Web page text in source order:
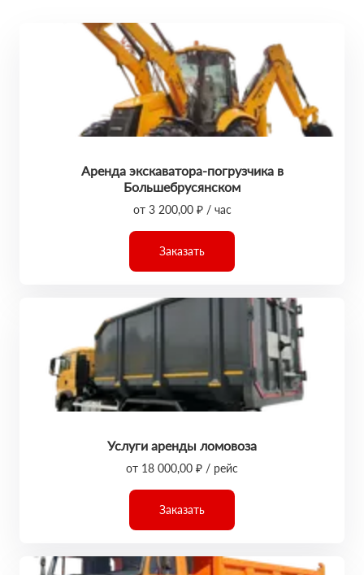
Аренда экскаватора-погрузчика в
Большебрусянском
от 3 200,00 ₽ / час
Заказать
Услуги аренды ломовоза
от 18 000,00 ₽ / рейс
Заказать